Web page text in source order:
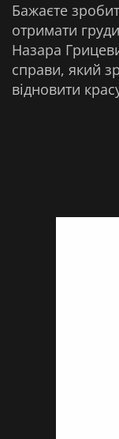
Бажаєте
отримати
Назара
справи, який
відновити